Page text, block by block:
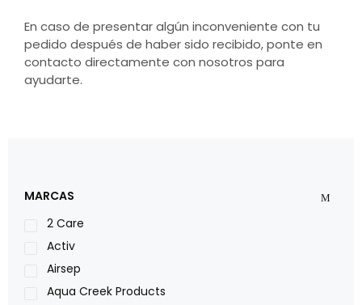
En caso de presentar algún inconveniente con tu
pedido después de haber sido recibido, ponte en
contacto directamente con nosotros para
ayudarte.
MARCAS
2 Care
Activ
Airsep
Aqua Creek Products